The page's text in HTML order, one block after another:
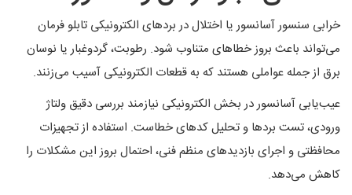
خرابی سنسور آسانسور یا اختلال در بردهای الکترونیکی تابلو فرمان
می‌تواند باعث بروز خطاهای متناوب شود. رطوبت، گردوغبار یا نوسان
برق از جمله عواملی هستند که به قطعات الکترونیکی آسیب می‌زنند.
عیب‌یابی آسانسور در بخش الکترونیکی نیازمند بررسی دقیق ولتاژ
ورودی، تست بردها و تحلیل کدهای خطاست. استفاده از تجهیزات
محافظتی و اجرای بازدیدهای منظم فنی، احتمال بروز این مشکلات را
کاهش می‌دهد.